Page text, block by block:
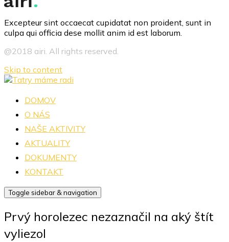
Excepteur sint occaecat cupidatat non proident, sunt in
culpa qui officia dese mollit anim id est laborum.
@2018 airi. All rights reserved.
Skip to content
DOMOV
O NÁS
NAŠE AKTIVITY
AKTUALITY
DOKUMENTY
KONTAKT
Toggle sidebar & navigation
Prvý horolezec nezaznačil na aký štít
vyliezol